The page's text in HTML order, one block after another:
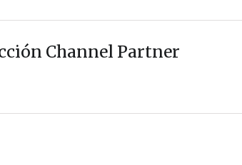
Channel Partner